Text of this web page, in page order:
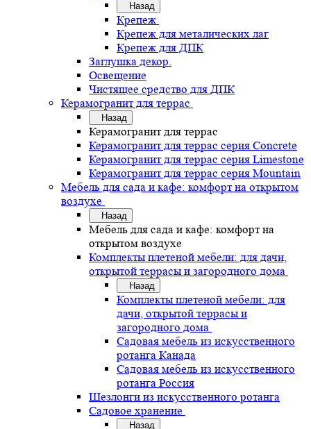
Назад
Крепеж
Крепеж для металических лаг
Крепеж для ДПК
Заглушка декор.
Освещение
Чистящее средство для ДПК
Керамогранит для террас
Назад
Керамогранит для террас
Керамогранит для террас серия Concrete
Керамогранит для террас серия Limestone
Керамогранит для террас серия Mountain
Мебель для сада и кафе: комфорт на открытом
воздухе
Назад
Мебель для сада и кафе: комфорт на
открытом воздухе
Комплекты плетеной мебели: для дачи,
открытой террасы и загородного дома
Назад
Комплекты плетеной мебели: для
дачи, открытой террасы и
загородного дома
Садовая мебель из искусственного
ротанга Канада
Садовая мебель из искусственного
ротанга Россия
Шезлонги из искусственного ротанга
Садовое хранение
Назад